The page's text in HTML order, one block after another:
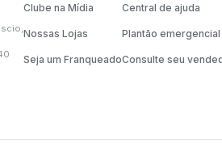
Clube na Mídia
Nossas Lojas
Seja um Franqueado
Central de ajuda
Plantão
Consulte seu